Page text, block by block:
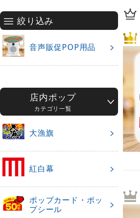
絞り込み
音声販促POP用品
店内ポップ
カテゴリ一覧
大漁旗
紅白幕
ポップカード・ポッ
プシール